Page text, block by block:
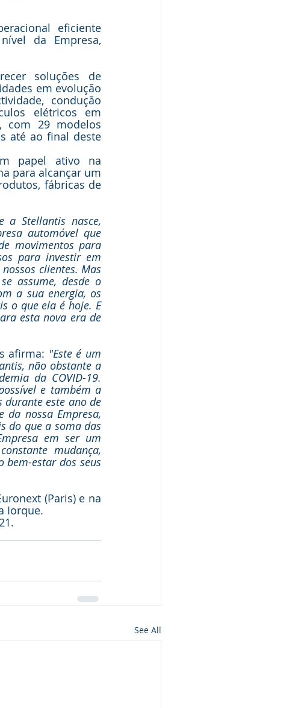
eficiente
da Empresa,
soluções de
em evolução
condução
elétricos em
com 29 modelos
até ao final deste
papel ativo na
para alcançar um
fábricas de
a Stellantis nasce,
automóvel que
movimentos para
para investir em
clientes. Mas
assume, desde o
a sua energia, os
o que ela é hoje. E
esta nova era de
afirma: "Este é um
não obstante a
da COVID-19.
e também a
durante este ano de
nossa Empresa,
do que a soma das
em ser um
mudança,
bem-estar dos seus
(Paris) e na
Iorque.
See All